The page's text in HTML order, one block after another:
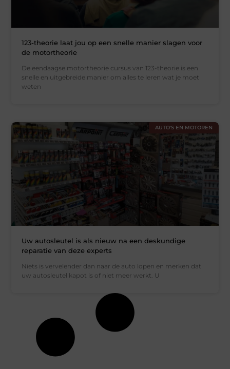
123-theorie laat jou op een snelle manier slagen voor
de motortheorie
De eendaagse motortheorie cursus van 123-theorie is een
snelle en uitgebreide manier om alles te leren wat je moet
weten
AUTO'S EN MOTOREN
Uw autosleutel is als nieuw na een deskundige
reparatie van deze experts
Niets is vervelender dan naar de auto lopen en merken dat
uw autosleutel kapot is of niet meer werkt. U